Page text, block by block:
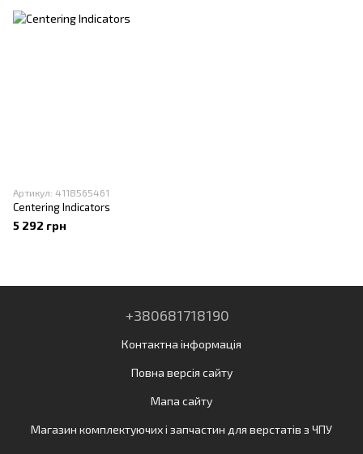
Артикул: 4118565461
Centering Indicators
5 292 грн
+380681718190
Контактна інформація
Повна версія сайту
Мапа сайту
Магазин комплектуючих і запчастин для верстатів з ЧПУ